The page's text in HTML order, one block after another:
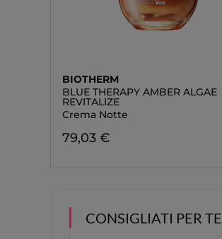
BIOTHERM
BLUE THERAPY AMBER ALGAE
REVITALIZE
Crema Notte
79,03 €
CONSIGLIATI PER TE